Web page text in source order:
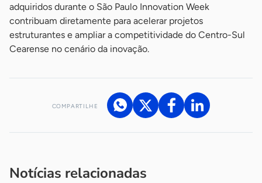
adquiridos durante o São Paulo Innovation Week
contribuam diretamente para acelerar projetos
estruturantes e ampliar a competitividade do Centro-Sul
Cearense no cenário da inovação.
COMPARTILHE
Notícias relacionadas